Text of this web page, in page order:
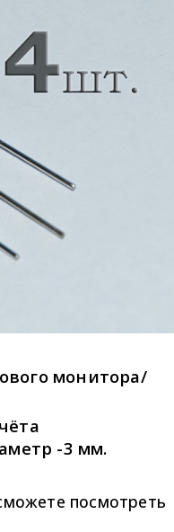
монитора/
-3 мм.
посмотреть